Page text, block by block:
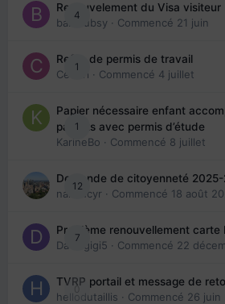
4
Renouvelement du Visa visiteur
babibubsy · Commencé 21 juin
1
Refus de permis de travail
Cedbri · Commencé 4 juillet
1
Papier nécessaire enfant
parents avec permis d’étude
KarineBo · Commencé 8 juillet
12
Demande de citoyenneté
nanancyr · Commencé 18 août
7
Problème renouvellement carte
Davidgigi5 · Commencé 22
0
TVRP portail et message de
hellodutaillis · Commencé 26 juin